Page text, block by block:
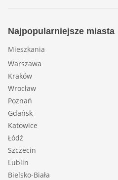
Najpopularniejsze miasta
Mieszkania
Warszawa
Kraków
Wrocław
Poznań
Gdańsk
Katowice
Łódź
Szczecin
Lublin
Bielsko-Biała